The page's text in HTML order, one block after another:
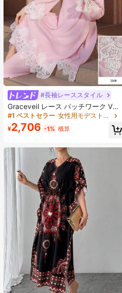
#長袖レーススタイル
Graceveil レース パッチワーク Vネ
ック ルーズ エイジングケア ロング
トップ & ストレートレッグ パンツ レ
ディース エレガントなピンク 2ピー
#1 ベストセラー 女性用モデストセット
¥2,706 -1% 概算